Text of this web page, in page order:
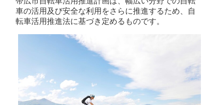
車の活用及び安全な利用をさらに推進するため、自
転車活用推進法に基づき定めるものです。